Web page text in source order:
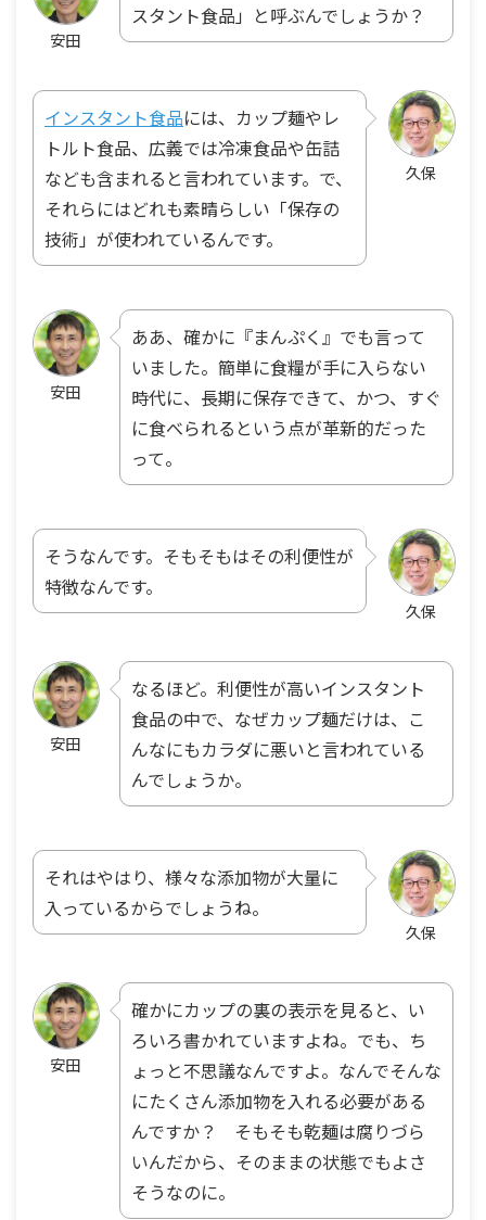
安田
スタント食品」と呼ぶんでしょうか？
久保
インスタント食品には、カップ麺やレ
トルト食品、広義では冷凍食品や缶詰
なども含まれると言われています。で、
それらにはどれも素晴らしい「保存の
技術」が使われているんです。
安田
ああ、確かに『まんぷく』でも言って
いました。簡単に食糧が手に入らない
時代に、長期に保存できて、かつ、すぐ
に食べられるという点が革新的だった
って。
久保
そうなんです。そもそもはその利便性が
特徴なんです。
安田
なるほど。利便性が高いインスタント
食品の中で、なぜカップ麺だけは、こ
んなにもカラダに悪いと言われている
んでしょうか。
久保
それはやはり、様々な添加物が大量に
入っているからでしょうね。
安田
確かにカップの裏の表示を見ると、い
ろいろ書かれていますよね。でも、ち
ょっと不思議なんですよ。なんでそんな
にたくさん添加物を入れる必要がある
んですか？ そもそも乾麺は腐りづら
いんだから、そのままの状態でもよさ
そうなのに。